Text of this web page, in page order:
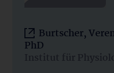
Burtscher,
PhD
Institut für